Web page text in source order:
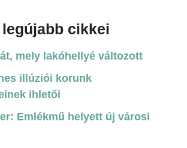
cikkei
mely lakóhellyé változott
illúziói korunk
ihletői
Emlékmű helyett új városi